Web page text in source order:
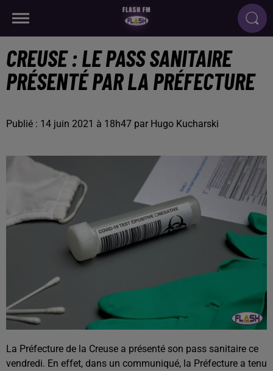
CREUSE : LE PASS SANITAIRE
PRÉSENTÉ PAR LA PRÉFECTURE
Publié : 14 juin 2021 à 18h47 par Hugo Kucharski
La Préfecture de la Creuse a présenté son pass sanitaire ce
vendredi. En effet, dans un communiqué, la Préfecture a tenu